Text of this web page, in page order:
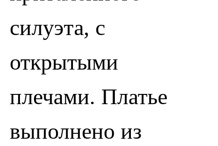
силуэта, с
открытыми
плечами. Платье
выполнено из